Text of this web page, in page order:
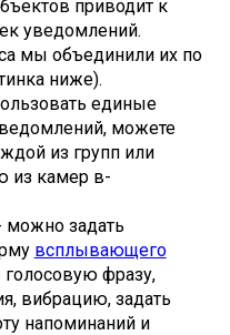
приводит к
уведомлений.
мы объединили их по
ниже).
единые
можете
из групп или
из камер в-
можно задать
всплывающего
голосовую фразу,
вибрацию, задать
напоминаний и